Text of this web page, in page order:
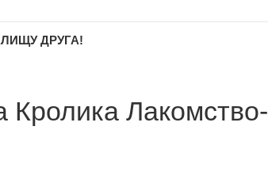
ИЩУ ДРУГА!
Лакомство-